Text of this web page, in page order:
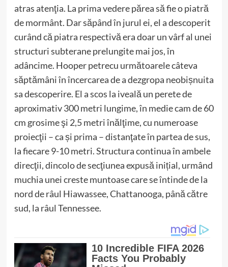
atras atenţia. La prima vedere părea să fie o piatră
de mormânt. Dar săpând în jurul ei, el a descoperit
curând că piatra respectivă era doar un vârf al unei
structuri subterane prelungite mai jos, în
adâncime. Hooper petrecu următoarele câteva
săptămâni în încercarea de a dezgropa neobișnuita
sa descoperire. El a scos la iveală un perete de
aproximativ 300 metri lungime, în medie cam de 60
cm grosime şi 2,5 metri înălţime, cu numeroase
proiecţii – ca și prima – distanţate în partea de sus,
la fiecare 9-10 metri. Structura continua în ambele
direcţii, dincolo de secţiunea expusă inițial, urmând
muchia unei creste muntoase care se întinde de la
nord de râul Hiawassee, Chattanooga, până către
sud, la râul Tennessee.